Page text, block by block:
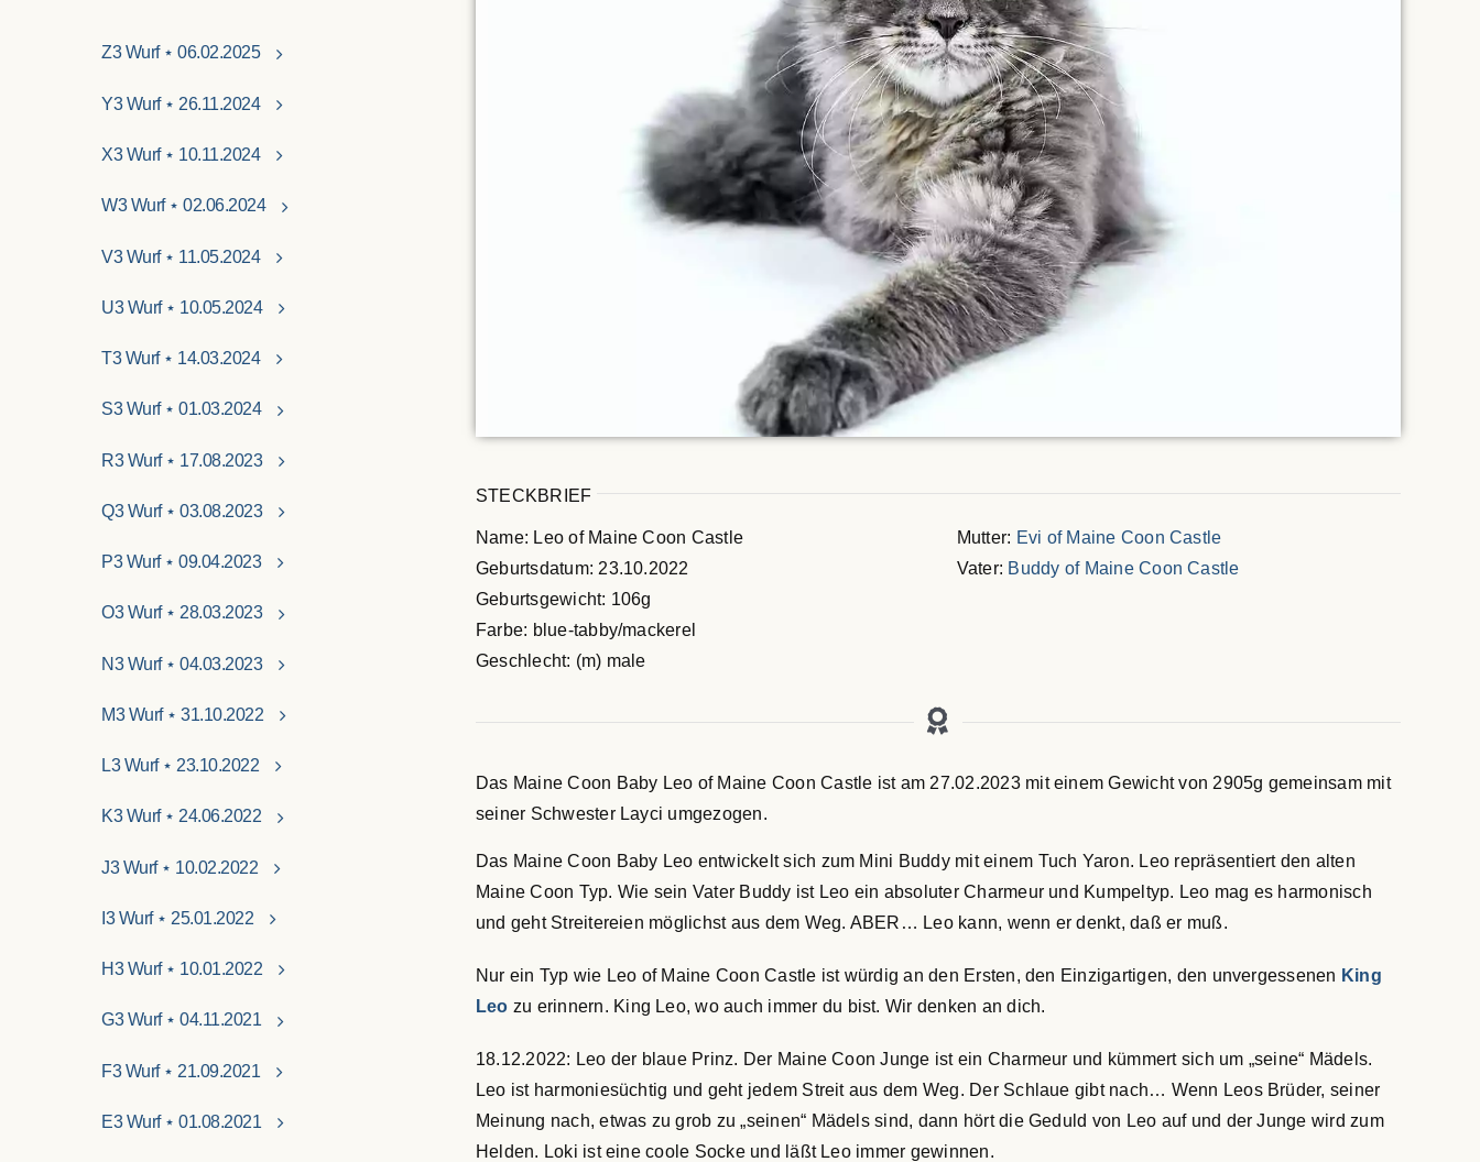
STECKBRIEF
Name: Leo of Maine Coon Castle
Geburtsdatum: 23.10.2022
Geburtsgewicht: 106g
Farbe: blue-tabby/mackerel
Geschlecht: (m) male
Mutter: Evi of Maine Coon Castle
Vater: Buddy of Maine Coon Castle
Das Maine Coon Baby Leo of Maine Coon Castle ist am 27.02.2023 mit einem Gewicht von 2905g gemeinsam mit
seiner Schwester Layci umgezogen.
Das Maine Coon Baby Leo entwickelt sich zum Mini Buddy mit einem Tuch Yaron. Leo repräsentiert den alten
Maine Coon Typ. Wie sein Vater Buddy ist Leo ein absoluter Charmeur und Kumpeltyp. Leo mag es harmonisch
und geht Streitereien möglichst aus dem Weg. ABER… Leo kann, wenn er denkt, daß er muß.
Nur ein Typ wie Leo of Maine Coon Castle ist würdig an den Ersten, den Einzigartigen, den unvergessenen King
Leo zu erinnern. King Leo, wo auch immer du bist. Wir denken an dich.
18.12.2022: Leo der blaue Prinz. Der Maine Coon Junge ist ein Charmeur und kümmert sich um „seine“ Mädels.
Leo ist harmoniesüchtig und geht jedem Streit aus dem Weg. Der Schlaue gibt nach… Wenn Leos Brüder, seiner
Meinung nach, etwas zu grob zu „seinen“ Mädels sind, dann hört die Geduld von Leo auf und der Junge wird zum
Helden. Loki ist eine coole Socke und läßt Leo immer gewinnen.
Z3 Wurf ⋆ 06.02.2025
Y3 Wurf ⋆ 26.11.2024
X3 Wurf ⋆ 10.11.2024
W3 Wurf ⋆ 02.06.2024
V3 Wurf ⋆ 11.05.2024
U3 Wurf ⋆ 10.05.2024
T3 Wurf ⋆ 14.03.2024
S3 Wurf ⋆ 01.03.2024
R3 Wurf ⋆ 17.08.2023
Q3 Wurf ⋆ 03.08.2023
P3 Wurf ⋆ 09.04.2023
O3 Wurf ⋆ 28.03.2023
N3 Wurf ⋆ 04.03.2023
M3 Wurf ⋆ 31.10.2022
L3 Wurf ⋆ 23.10.2022
K3 Wurf ⋆ 24.06.2022
J3 Wurf ⋆ 10.02.2022
I3 Wurf ⋆ 25.01.2022
H3 Wurf ⋆ 10.01.2022
G3 Wurf ⋆ 04.11.2021
F3 Wurf ⋆ 21.09.2021
E3 Wurf ⋆ 01.08.2021